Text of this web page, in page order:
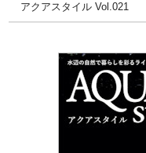
アクアスタイル Vol.021